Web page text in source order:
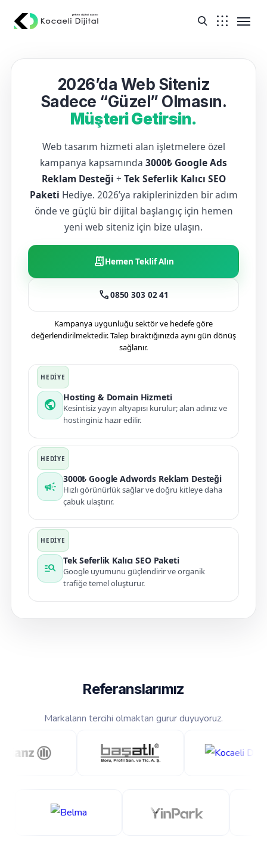
2026’da Web Siteniz
Sadece “Güzel” Olmasın.
Müşteri Getirsin.
Web tasarım hizmeti alan işletmelere özel
kampanya kapsamında 3000₺ Google Ads
Reklam Desteği + Tek Seferlik Kalıcı SEO
Paketi Hediye. 2026’ya rakiplerinizden bir adım
önde ve güçlü bir dijital başlangıç için hemen
yeni web siteniz için bize ulaşın.
receipt_longHemen Teklif Alın
call0850 303 02 41
Kampanya uygunluğu sektör ve hedefe göre
değerlendirilmektedir. Talep bıraktığınızda aynı gün dönüş
sağlanır.
public
Hosting & Domain Hizmeti
Kesintisiz yayın altyapısı kurulur; alan adınız ve
hostinginiz hazır edilir.
campaign
3000₺ Google Adwords Reklam Desteği
Hızlı görünürlük sağlar ve doğru kitleye daha
çabuk ulaştırır.
manage_search
Tek Seferlik Kalıcı SEO Paketi
Google uyumunu güçlendirir ve organik
trafiğe temel oluşturur.
Referanslarımız
Markaların tercihi olmaktan gurur duyuyoruz.